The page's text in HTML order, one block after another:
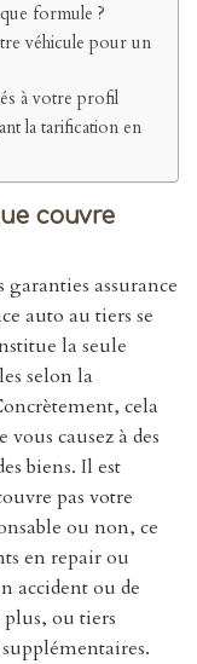
formule ?
véhicule pour un
à votre profil
la tarification en
couvre
assurance
auto au tiers se
la seule
selon la
cela
causez à des
biens. Il est
pas votre
ou non, ce
en repair ou
accident ou de
plus, ou tiers